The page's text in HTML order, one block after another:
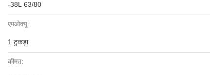
-38L 63/80
एमओक्यू:
1 टुकड़ा
कीमत: